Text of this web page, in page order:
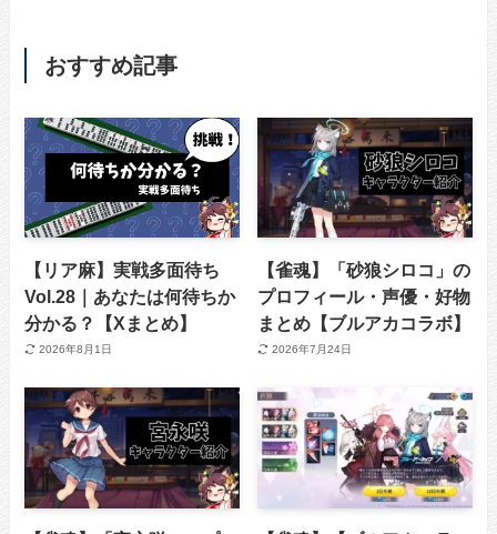
おすすめ記事
【リア麻】実戦多面待ち
Vol.28｜あなたは何待ちか
分かる？【Xまとめ】
2026年8月1日
【雀魂】「砂狼シロコ」の
プロフィール・声優・好物
まとめ【ブルアカコラボ】
2026年7月24日